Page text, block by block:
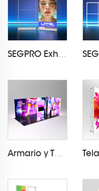
SEGPRO Exhibidor de Caja de Luz de Tela Recargable LT-ALF85-T3
Armario y TV pabellón 3*6 SEGPRO